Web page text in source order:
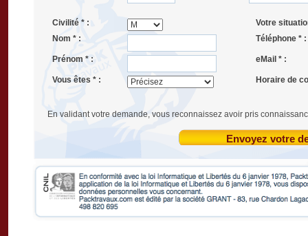
Civilité * :
Votre
Nom * :
Téléphone * :
Prénom * : eMail * :
Vous êtes * : Horaire de
En validant votre demande, vous reconnaissez avoir pris
Envoyez votre